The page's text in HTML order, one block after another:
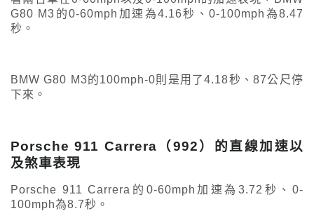
G80 M3的0-60mph加速為4.16秒、0-100mph為8.47
秒。
BMW G80 M3的100mph-0則是用了4.18秒、87公尺停
下來。
Porsche 911 Carrera（992）的直線加速以
及煞車表現
Porsche 911 Carrera的0-60mph加速為3.72秒、0-
100mph為8.7秒。